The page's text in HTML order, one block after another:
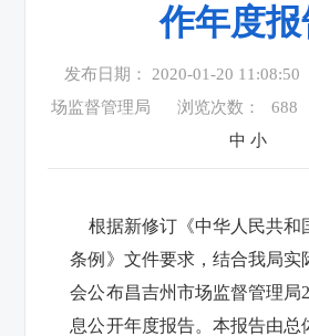
作年度
发布日期： 2020-01-20 11:08:50
场监督管理局
浏览次数： 688
中 小
根据新修订《中华人民共和
条例》文件要求，结合我局实
会公布昌吉州市场监督管理局
息公开年度报告。 本报告由总